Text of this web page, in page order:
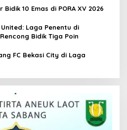
10 Emas di PORA XV 2026
Laga Penentu di
Bidik Tiga Poin
FC Bekasi City di Laga